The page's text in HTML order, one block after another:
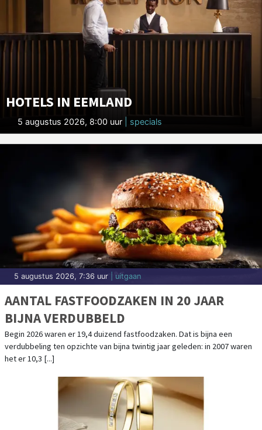
HOTELS IN EEMLAND
5 augustus 2026, 8:00 uur | specials
5 augustus 2026, 7:36 uur | uitgaan
AANTAL FASTFOODZAKEN IN 20 JAAR
BIJNA VERDUBBELD
Begin 2026 waren er 19,4 duizend fastfoodzaken. Dat is bijna een
verdubbeling ten opzichte van bijna twintig jaar geleden: in 2007 waren
het er 10,3 [...]